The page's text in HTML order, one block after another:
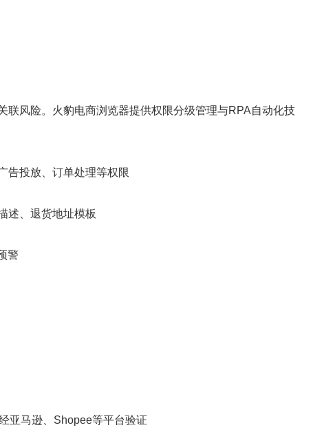
风险。火豹电商浏览器提供权限分级管理与RPA自动化技
投放、订单处理等权限
、退货地址模板
警
马逊、Shopee等平台验证